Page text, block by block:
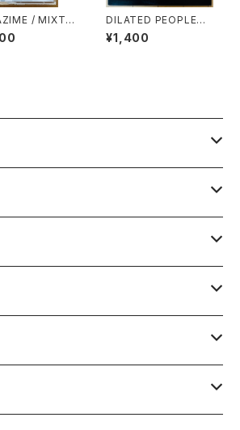
/ MIXTA
DILATED PEOPLES /
LIVE ON STAGE
¥1,400